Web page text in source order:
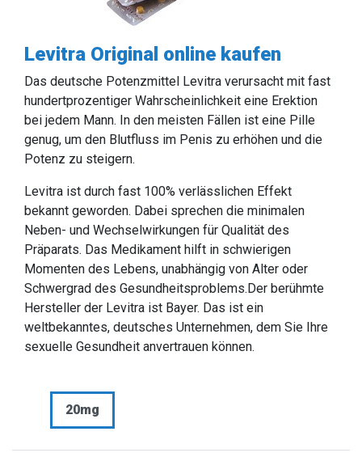
Levitra Original online kaufen
Das deutsche Potenzmittel Levitra verursacht mit fast
hundertprozentiger Wahrscheinlichkeit eine Erektion
bei jedem Mann. In den meisten Fällen ist eine Pille
genug, um den Blutfluss im Penis zu erhöhen und die
Potenz zu steigern.
Levitra ist durch fast 100% verlässlichen Effekt
bekannt geworden. Dabei sprechen die minimalen
Neben- und Wechselwirkungen für Qualität des
Präparats. Das Medikament hilft in schwierigen
Momenten des Lebens, unabhängig von Alter oder
Schwergrad des Gesundheitsproblems.Der berühmte
Hersteller der Levitra ist Bayer. Das ist ein
weltbekanntes, deutsches Unternehmen, dem Sie Ihre
sexuelle Gesundheit anvertrauen können.
20mg